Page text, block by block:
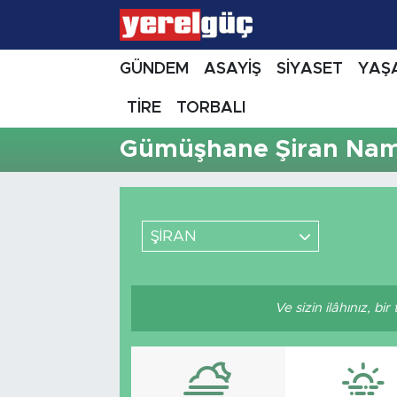
GÜNDEM ASAYİŞ SİYASET
TİRE TORBALI
Gümüşhane Şiran
ŞİRAN
Ve sizin ilâhınız,